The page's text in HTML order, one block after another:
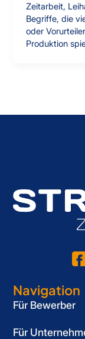
Zeitarbeit,
Begriffe, die
oder
Produktion
Navigation
Für Bewerber
Für